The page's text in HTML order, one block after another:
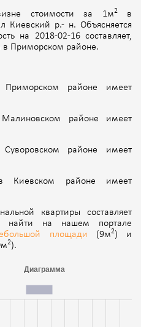
стоимости за 1м2в
Киевский р.- н. Объясняется
на 2018-02-16 составляет,
в Приморском районе.
районе имеет
районе имеет
районе имеет
Киевском районе имеет
квартиры составляет
на нашем портале
площади (9м2) и
2).